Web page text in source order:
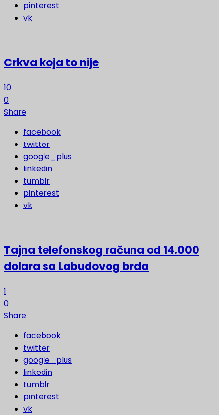
pinterest
vk
Crkva koja to nije
10
0
Share
facebook
twitter
google_plus
linkedin
tumblr
pinterest
vk
Tajna telefonskog računa od 14.000
dolara sa Labudovog brda
1
0
Share
facebook
twitter
google_plus
linkedin
tumblr
pinterest
vk